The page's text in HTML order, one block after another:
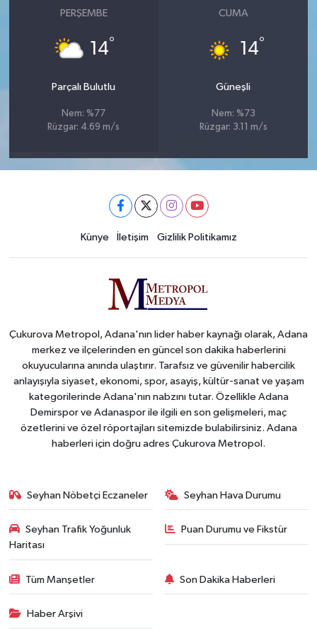
PERŞEMBE
14°
Parçalı Bulutlu
Nem: %77
Rüzgar: 4.69 m/s
CUMA
14°
Güneşli
Nem: %73
Rüzgar: 3.11 m/s
Künye İletişim Gizlilik Politikamız
Çukurova Metropol, Adana'nın lider haber kaynağı olarak, Adana
merkez ve ilçelerinden en güncel son dakika haberlerini
okuyucularına anında ulaştırır. Tarafsız ve güvenilir habercilik
anlayışıyla siyaset, ekonomi, spor, asayiş, kültür-sanat ve yaşam
kategorilerinde Adana'nın nabzını tutar. Özellikle Adana
Demirspor ve Adanaspor ile ilgili en son gelişmeleri, maç
özetlerini ve özel röportajları sitemizde bulabilirsiniz. Adana
haberleri için doğru adres Çukurova Metropol.
Seyhan Nöbetçi Eczaneler Seyhan Hava Durumu
Seyhan Trafik Yoğunluk
Haritası
Puan Durumu ve Fikstür
Tüm Manşetler Son Dakika Haberleri
Haber Arşivi